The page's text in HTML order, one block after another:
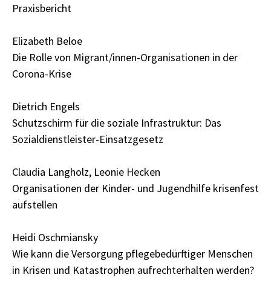
Praxisbericht
Elizabeth Beloe
Die Rolle von Migrant/innen-Organisationen in der
Corona-Krise
Dietrich Engels
Schutzschirm für die soziale Infrastruktur: Das
Sozialdienstleister-Einsatzgesetz
Claudia Langholz, Leonie Hecken
Organisationen der Kinder- und Jugendhilfe krisenfest
aufstellen
Heidi Oschmiansky
Wie kann die Versorgung pflegebedürftiger Menschen
in Krisen und Katastrophen aufrechterhalten werden?